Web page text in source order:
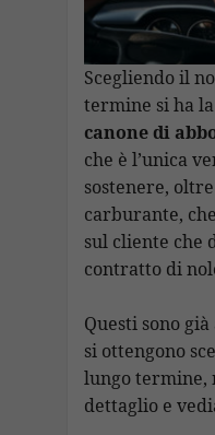
Scegliendo il
termine si ha
canone di
che è l’unica
sostenere,
carburante,
sul cliente che
contratto di
Questi sono
si ottengono
lungo termine,
dettaglio e